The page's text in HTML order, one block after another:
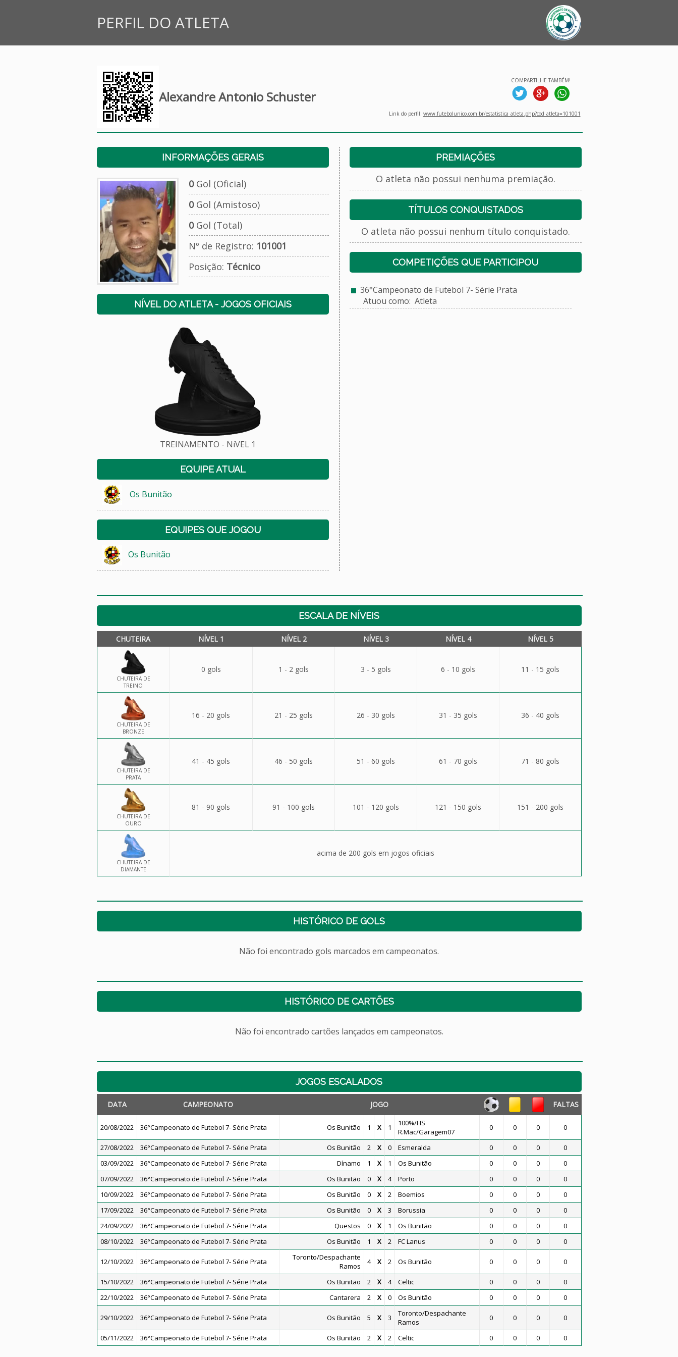
PERFIL DO ATLETA
Alexandre Antonio Schuster
COMPARTILHE TAMBÉM!
Link do perfil: www.futebolunico.com.br/estatistica_atleta.php?cod_atleta=101001
INFORMAÇÕES GERAIS
0Gol (Oficial)
0Gol (Amistoso)
0Gol (Total)
Nº de Registro: 101001
Posição: Técnico
NÍVEL DO ATLETA - JOGOS OFICIAIS
TREINAMENTO - NíVEL 1
EQUIPE ATUAL
Os Bunitão
EQUIPES QUE JOGOU
Os Bunitão
PREMIAÇÕES
O atleta não possui nenhuma premiação.
TÍTULOS CONQUISTADOS
O atleta não possui nenhum título conquistado.
COMPETIÇÕES QUE PARTICIPOU
36°Campeonato de Futebol 7- Série Prata
Atuou como: Atleta
ESCALA DE NÍVEIS
CHUTEIRA NÍVEL 1 NÍVEL 2 NÍVEL 3 NÍVEL 4 NÍVEL 5
CHUTEIRA DE
TREINO
0 gols 1 - 2 gols 3 - 5 gols 6 - 10 gols 11 - 15 gols
CHUTEIRA DE
BRONZE
16 - 20 gols 21 - 25 gols 26 - 30 gols 31 - 35 gols 36 - 40 gols
CHUTEIRA DE
PRATA
41 - 45 gols 46 - 50 gols 51 - 60 gols 61 - 70 gols 71 - 80 gols
CHUTEIRA DE
OURO
81 - 90 gols 91 - 100 gols 101 - 120 gols 121 - 150 gols 151 - 200 gols
CHUTEIRA DE
DIAMANTE
acima de 200 gols em jogos oficiais
HISTÓRICO DE GOLS
Não foi encontrado gols marcados em campeonatos.
HISTÓRICO DE CARTÕES
Não foi encontrado cartões lançados em campeonatos.
JOGOS ESCALADOS
DATA CAMPEONATO JOGO FALTAS
20/08/2022 36°Campeonato de Futebol 7- Série Prata Os Bunitão 1 X 1
100%/HS
R.Mac/Garagem07
0 0 0 0
27/08/2022 36°Campeonato de Futebol 7- Série Prata Os Bunitão 2 X 0 Esmeralda 0 0 0
0
03/09/2022
36°Campeonato de Futebol 7- Série Prata Dínamo 1 X 1 Os Bunitão 0 0 0
0
07/09/2022
36°Campeonato de Futebol 7- Série Prata Os Bunitão 0 X 4 Porto 0 0 0
0
10/09/2022
36°Campeonato de Futebol 7- Série Prata Os Bunitão 0 X 2 Boemios 0 0 0
0
17/09/2022
36°Campeonato de Futebol 7- Série Prata Os Bunitão 0 X 3 Borussia 0 0 0
0
24/09/2022
36°Campeonato de Futebol 7- Série Prata Questos 0 X 1 Os Bunitão 0 0 0
0
08/10/2022
36°Campeonato de Futebol 7- Série Prata Os Bunitão 1 X 2 FC Lanus 0 0 0 0
12/10/2022 36°Campeonato de Futebol 7- Série Prata
Toronto/Despachante
Ramos
4 X 2 Os Bunitão 0 0 0 0
15/10/2022 36°Campeonato de Futebol 7- Série Prata Os Bunitão 2 X 4 Celtic 0 0 0
0
22/10/2022
36°Campeonato de Futebol 7- Série Prata Cantarera 2 X 0 Os Bunitão 0 0 0 0
29/10/2022 36°Campeonato de Futebol 7- Série Prata Os Bunitão 5 X 3
Toronto/Despachante
Ramos
0 0 0 0
05/11/2022 36°Campeonato de Futebol 7- Série Prata Os Bunitão 2 X 2 Celtic 0 0 0 0